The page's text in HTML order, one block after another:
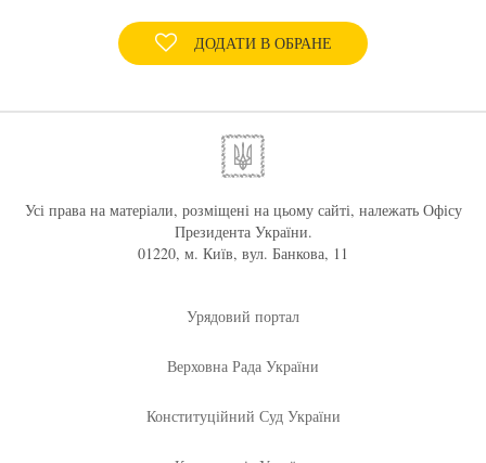
ДОДАТИ В ОБРАНЕ
Усі права на матеріали, розміщені на цьому сайті, належать Офісу
Президента України.
01220, м. Київ, вул. Банкова, 11
Урядовий портал
Верховна Рада України
Конституційний Суд України